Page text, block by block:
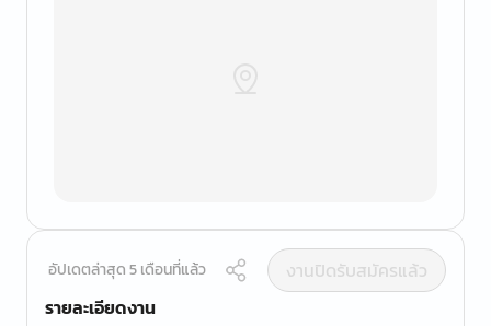
อัปเดตล่าสุด 5 เดือนที่แล้ว
งานปิดรับสมัครแล้ว
รายละเอียดงาน